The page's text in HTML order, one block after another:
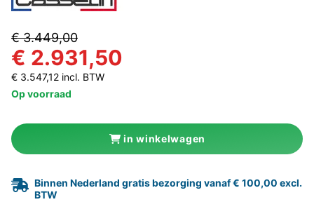
€ 3.449,00
€ 2.931,50
€ 3.547,12 incl. BTW
Op voorraad
in winkelwagen
Binnen Nederland gratis bezorging vanaf € 100,00 excl.
BTW